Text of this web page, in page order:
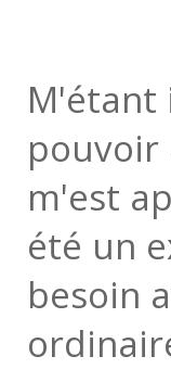
M'étant
m'est
été un
besoin